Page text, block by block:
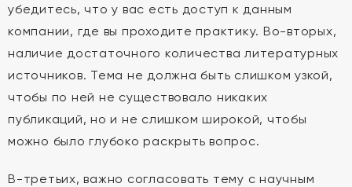
убедитесь, что у вас есть доступ к данным
компании, где вы проходите практику. Во-вторых,
наличие достаточного количества литературных
источников. Тема не должна быть слишком узкой,
чтобы по ней не существовало никаких
публикаций, но и не слишком широкой, чтобы
можно было глубоко раскрыть вопрос.
В-третьих, важно согласовать тему с научным